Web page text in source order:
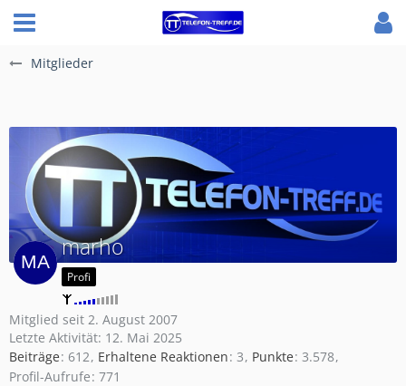
Mitglieder
marho
Profi
Mitglied seit 2. August 2007
Letzte Aktivität: 12. Mai 2025
Beiträge 612 Erhaltene Reaktionen 3 Punkte 3.578
Profil-Aufrufe 771